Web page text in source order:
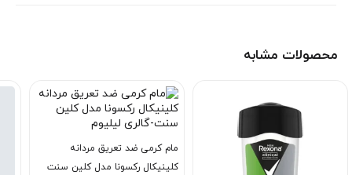
محصولات مشابه
مام کرمی ضد تعریق مردانه
کلینیکال رکسونا مدل کلین سنت